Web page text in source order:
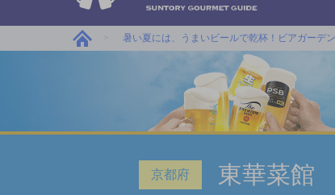
暑い夏には、うまいビールで乾杯！ビアガーデ
京都府 東華菜館